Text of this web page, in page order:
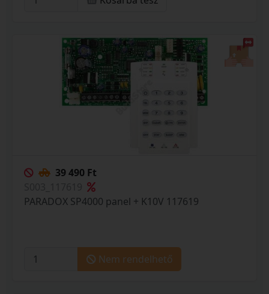
39 490 Ft
PARADOX SP4000 panel + K10V 117619
Nem rendelhető